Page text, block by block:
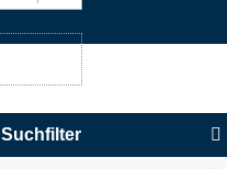
Suchfilter